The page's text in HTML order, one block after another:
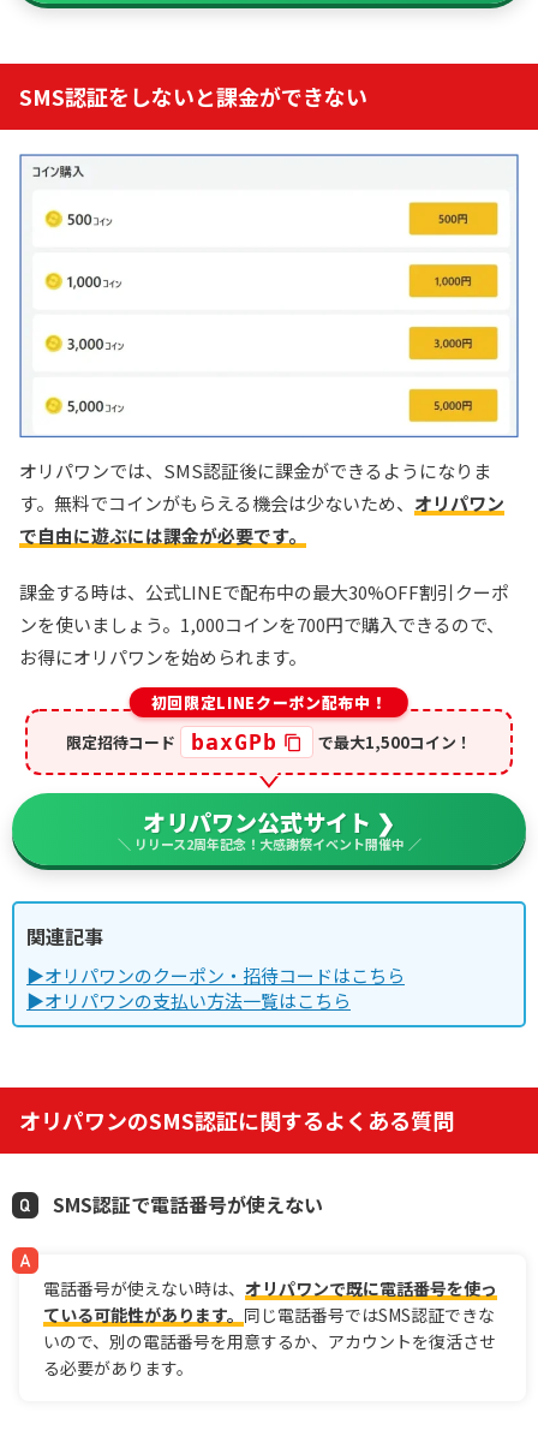
SMS認証をしないと課金ができない
オリパワンでは、SMS認証後に課金ができるようになりま
す。無料でコインがもらえる機会は少ないため、 オリパワン
で自由に遊ぶには課金が必要です。
課金する時は、公式LINEで配布中の最大30%OFF割引クーポ
ンを使いましょう。1,000コインを700円で購入できるので、
お得にオリパワンを始められます。
初回限定LINEクーポン配布中！
限定招待コード
baxGPb で最大1,500コイン！
オリパワン公式サイト ❯
＼ リリース2周年記念！大感謝祭イベント開催中 ／
関連記事
▶オリパワンのクーポン・招待コードはこちら
▶オリパワンの支払い方法一覧はこちら
オリパワンのSMS認証に関するよくある質問
SMS認証で電話番号が使えない
電話番号が使えない時は、 オリパワンで既に電話番号を使っ
ている可能性があります。 同じ電話番号ではSMS認証できな
いので、別の電話番号を用意するか、アカウントを復活させ
る必要があります。